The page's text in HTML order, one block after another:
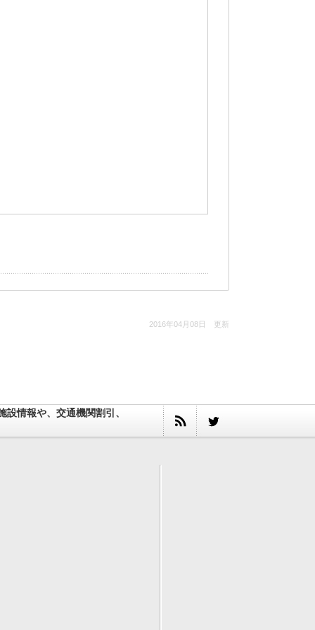
2016年04月08日 更新
情報や、交通機関割引、